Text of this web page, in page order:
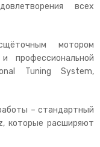
всех
мотором
и профессиональной
Tuning System,
– стандартный
которые расширяют